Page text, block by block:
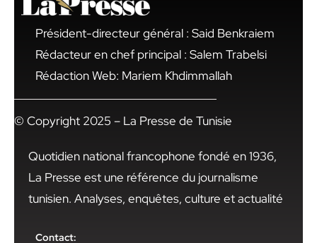
Président-directeur général : Said Benkraiem
Rédacteur en chef principal : Salem Trabelsi
Rédaction Web: Mariem Khdimmallah
© Copyright 2025 – La Presse de Tunisie
Quotidien national francophone fondé en 1936,
La Presse est une référence du journalisme
tunisien. Analyses, enquêtes, culture et actualité
Contact: